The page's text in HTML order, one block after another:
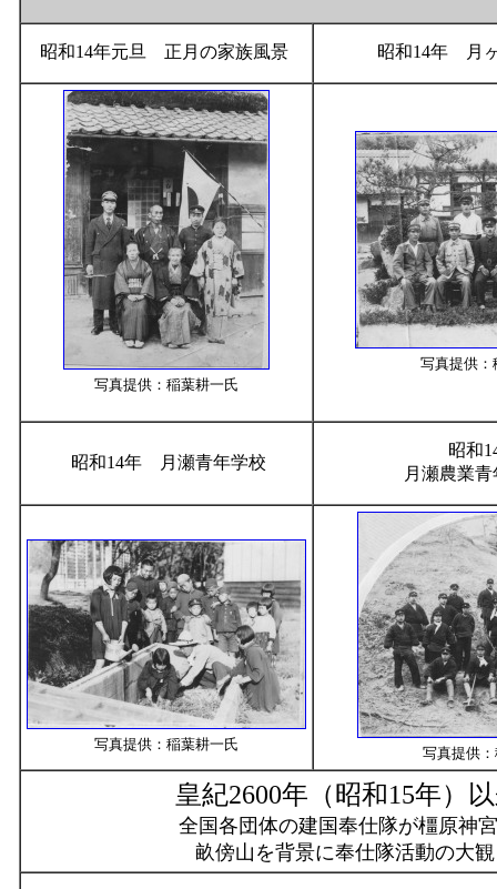
昭和14年元旦 正月の家族風景 昭和14年 月
写真提供：稲葉耕一氏
写真提供：
昭和14年 月瀬青年学校
昭和
月瀬農業青
写真提供：稲葉耕一氏
写真提供
皇紀2600年（昭和15年）
全国各団体の建国奉仕隊が橿原神
畝傍山を背景に奉仕隊活動の大